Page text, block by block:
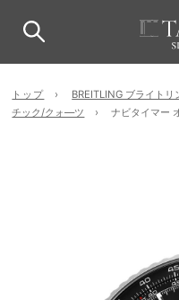
トップ BREITLING ブライトリ
チック/クォ―ツ
ナビタイマー